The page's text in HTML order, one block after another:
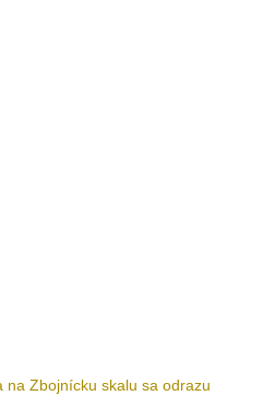
na Zbojnícku skalu sa odrazu